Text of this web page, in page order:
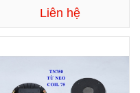
Liên hệ